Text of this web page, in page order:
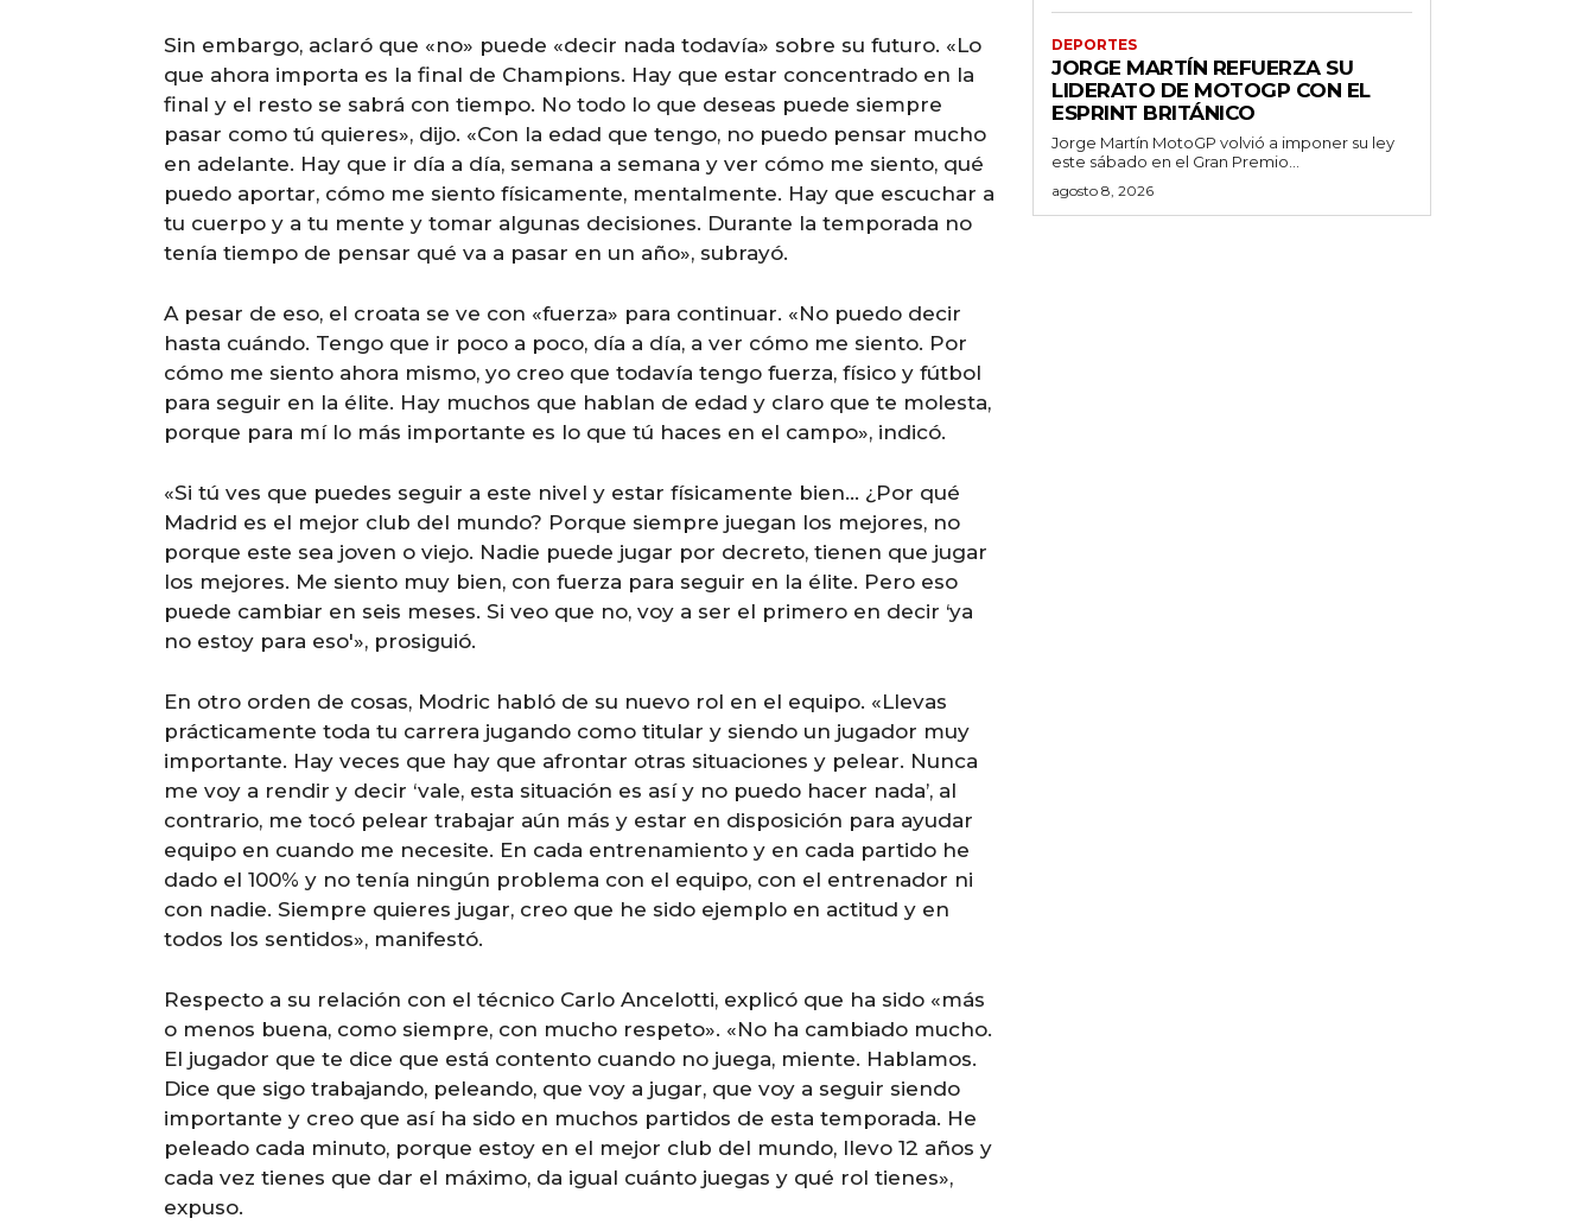
Sin embargo, aclaró que «no» puede «decir nada todavía» sobre su futuro. «Lo
que ahora importa es la final de Champions. Hay que estar concentrado en la
final y el resto se sabrá con tiempo. No todo lo que deseas puede siempre
pasar como tú quieres», dijo. «Con la edad que tengo, no puedo pensar mucho
en adelante. Hay que ir día a día, semana a semana y ver cómo me siento, qué
puedo aportar, cómo me siento físicamente, mentalmente. Hay que escuchar a
tu cuerpo y a tu mente y tomar algunas decisiones. Durante la temporada no
tenía tiempo de pensar qué va a pasar en un año», subrayó.
A pesar de eso, el croata se ve con «fuerza» para continuar. «No puedo decir
hasta cuándo. Tengo que ir poco a poco, día a día, a ver cómo me siento. Por
cómo me siento ahora mismo, yo creo que todavía tengo fuerza, físico y fútbol
para seguir en la élite. Hay muchos que hablan de edad y claro que te molesta,
porque para mí lo más importante es lo que tú haces en el campo», indicó.
«Si tú ves que puedes seguir a este nivel y estar físicamente bien… ¿Por qué
Madrid es el mejor club del mundo? Porque siempre juegan los mejores, no
porque este sea joven o viejo. Nadie puede jugar por decreto, tienen que jugar
los mejores. Me siento muy bien, con fuerza para seguir en la élite. Pero eso
puede cambiar en seis meses. Si veo que no, voy a ser el primero en decir ‘ya
no estoy para eso'», prosiguió.
En otro orden de cosas, Modric habló de su nuevo rol en el equipo. «Llevas
prácticamente toda tu carrera jugando como titular y siendo un jugador muy
importante. Hay veces que hay que afrontar otras situaciones y pelear. Nunca
me voy a rendir y decir ‘vale, esta situación es así y no puedo hacer nada’, al
contrario, me tocó pelear trabajar aún más y estar en disposición para ayudar
equipo en cuando me necesite. En cada entrenamiento y en cada partido he
dado el 100% y no tenía ningún problema con el equipo, con el entrenador ni
con nadie. Siempre quieres jugar, creo que he sido ejemplo en actitud y en
todos los sentidos», manifestó.
Respecto a su relación con el técnico Carlo Ancelotti, explicó que ha sido «más
o menos buena, como siempre, con mucho respeto». «No ha cambiado mucho.
El jugador que te dice que está contento cuando no juega, miente. Hablamos.
Dice que sigo trabajando, peleando, que voy a jugar, que voy a seguir siendo
importante y creo que así ha sido en muchos partidos de esta temporada. He
peleado cada minuto, porque estoy en el mejor club del mundo, llevo 12 años y
cada vez tienes que dar el máximo, da igual cuánto juegas y qué rol tienes»,
expuso.
DEPORTES
JORGE MARTÍN REFUERZA SU
LIDERATO DE MOTOGP CON EL
ESPRINT BRITÁNICO
Jorge Martín MotoGP volvió a imponer su ley
este sábado en el Gran Premio...
agosto 8, 2026